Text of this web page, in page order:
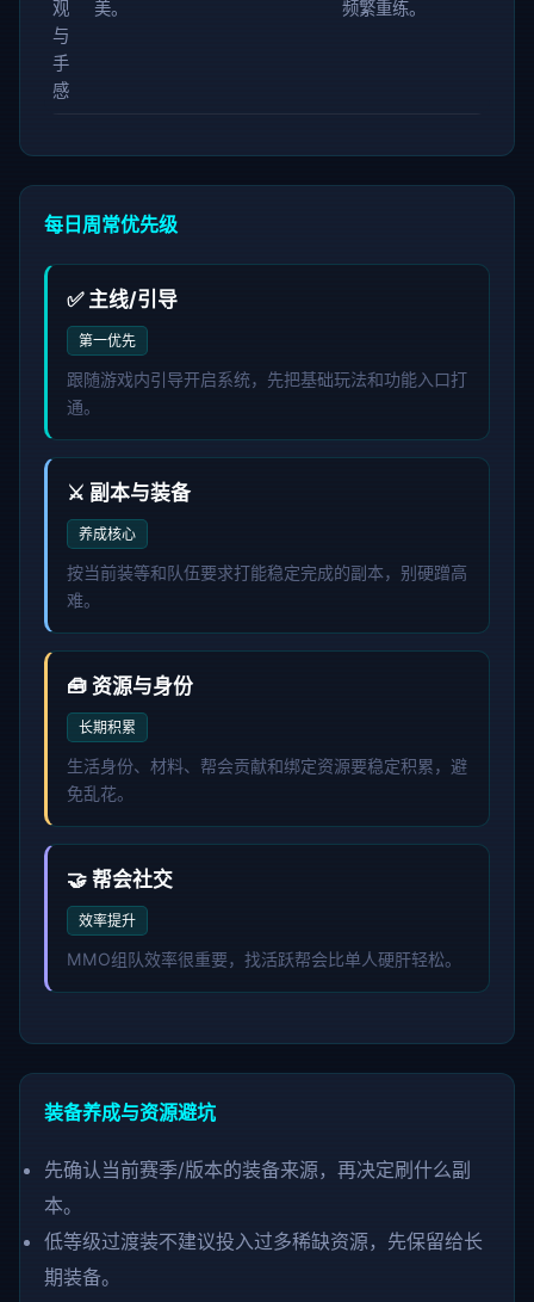
观
与
手
感
美。
频繁重练。
每日周常优先级
✅ 主线/引导
第一优先
跟随游戏内引导开启系统，先把基础玩法和功能入口打
通。
⚔️ 副本与装备
养成核心
按当前装等和队伍要求打能稳定完成的副本，别硬蹭高
难。
🧰 资源与身份
长期积累
生活身份、材料、帮会贡献和绑定资源要稳定积累，避
免乱花。
🤝 帮会社交
效率提升
MMO组队效率很重要，找活跃帮会比单人硬肝轻松。
装备养成与资源避坑
先确认当前赛季/版本的装备来源，再决定刷什么副
本。
低等级过渡装不建议投入过多稀缺资源，先保留给长
期装备。